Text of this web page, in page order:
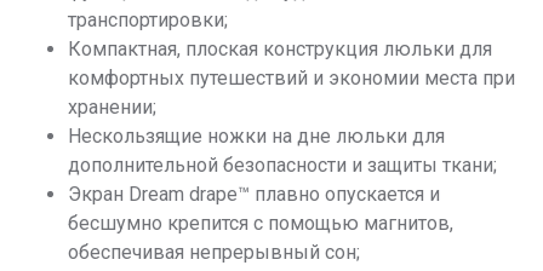
транспортировки;
Компактная, плоская конструкция люльки для
комфортных путешествий и экономии места при
хранении;
Нескользящие ножки на дне люльки для
дополнительной безопасности и защиты ткани;
Экран Dream drape™ плавно опускается и
бесшумно крепится с помощью магнитов,
обеспечивая непрерывный сон;